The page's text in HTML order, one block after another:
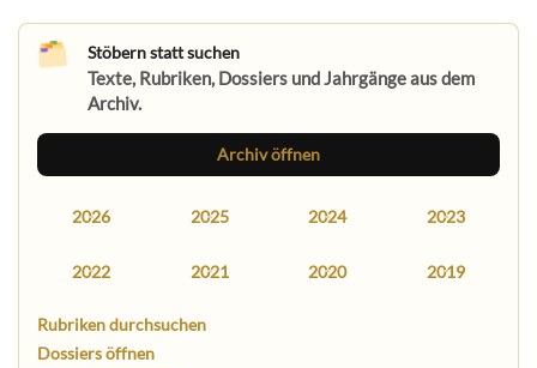
Stöbern statt suchen
Texte, Rubriken, Dossiers und Jahrgänge aus dem
Archiv.
Archiv öffnen
2026 2025 2024 2023
2022 2021 2020 2019
Rubriken durchsuchen
Dossiers öffnen